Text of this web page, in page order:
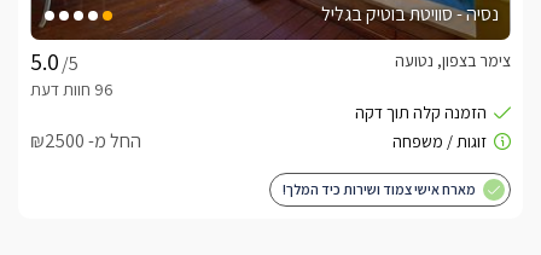
נסיה - סוויטת בוטיק בגליל
/5
צימר בצפון, נטועה
החל מ- ₪2500
מארח אישי צמוד ושירות כיד המלך!